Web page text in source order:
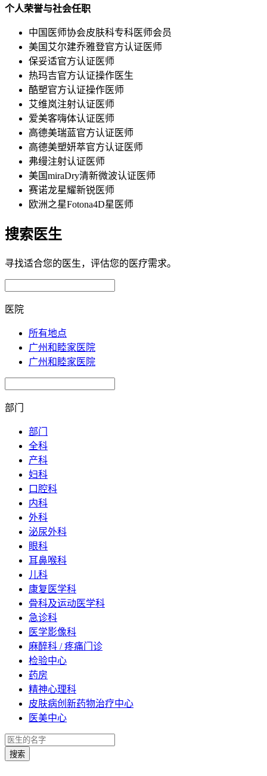
个人荣誉与社会任职
中国医师协会皮肤科专科医师会员
美国艾尔建乔雅登官方认证医师
保妥适官方认证医师
热玛吉官方认证操作医生
酷塑官方认证操作医师
艾维岚注射认证医师
爱美客嗨体认证医师
高德美瑞蓝官方认证医师
高德美塑妍萃官方认证医师
弗缦注射认证医师
美国miraDry清新微波认证医师
赛诺龙星耀新锐医师
欧洲之星Fotona4D星医师
搜索医生
寻找适合您的医生，评估您的医疗需求。
医院
所有地点
广州和睦家医院
广州和睦家医院
部门
部门
全科
产科
妇科
口腔科
内科
外科
泌尿外科
眼科
耳鼻喉科
儿科
康复医学科
骨科及运动医学科
急诊科
医学影像科
麻醉科 / 疼痛门诊
检验中心
药房
精神心理科
皮肤病创新药物治疗中心
医美中心